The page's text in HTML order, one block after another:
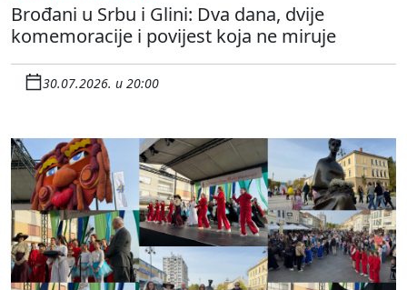
Brođani u Srbu i Glini: Dva dana, dvije
komemoracije i povijest koja ne miruje
30.07.2026. u 20:00